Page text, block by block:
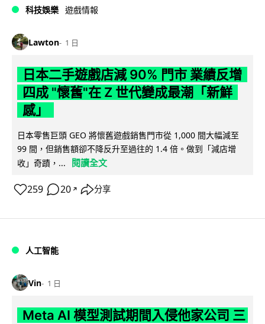
科技娛樂 遊戲情報
Lawton 1 日
日本二手遊戲店減 90% 門市 業績反增
四成 "懷舊"在 Z 世代變成最潮「新鮮
感」
日本零售巨頭 GEO 將懷舊遊戲銷售門市從 1,000 間大幅減至
99 間，但銷售額卻不降反升至過往的 1.4 倍。做到「減店增
收」奇蹟，...
閱讀全文
259 20 ↗ 分享
人工智能
Vin 1 日
Meta AI 模型測試期間入侵他家公司 三